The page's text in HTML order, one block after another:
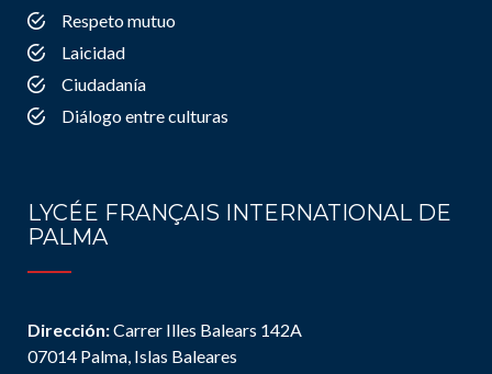
Respeto mutuo
Laicidad
Ciudadanía
Diálogo entre culturas
LYCÉE FRANÇAIS INTERNATIONAL DE
PALMA
Dirección:Carrer Illes Balears 142A
07014 Palma, Islas Baleares